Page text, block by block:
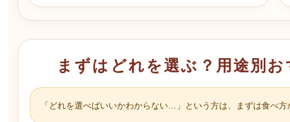
まずはどれを選ぶ？用途別お
「どれを選べばいいかわからない…」という方は、まずは食べ方